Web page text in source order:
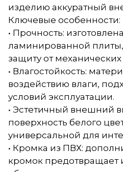
изделию аккуратный
Ключевые особенности:
• Прочность:
ламинированной плиты,
защиту от
• Влагостойкость:
воздействию влаги,
условий эксплуатации.
• Эстетичный внешний
поверхность белого
универсальной для
• Кромка из ПВХ:
кромок предотвращает